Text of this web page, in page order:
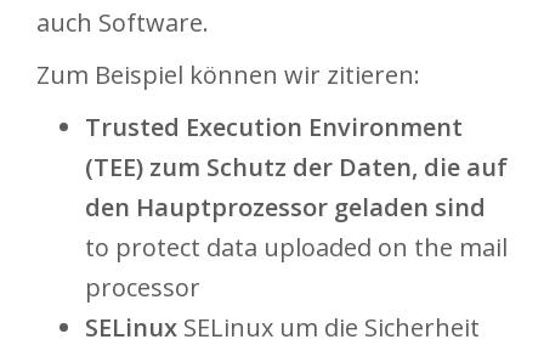
auch Software.
Zum Beispiel können wir zitieren:
Trusted Execution Environment
(TEE) zum Schutz der Daten, die auf
den Hauptprozessor geladen sind
to protect data uploaded on the mail
processor
SELinux SELinux um die Sicherheit